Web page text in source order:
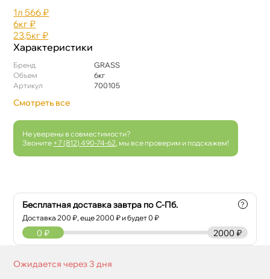
1л 566 ₽
6к₽
23,5к₽
Характеристики
Бренд
GRASS
Объем
6к
Артикул
700105
Смотреть все
Не уверены в совместимости?
Звоните +7 (812) 490-74-62 , мы все проверим и подскажем!
Бесплатная доставка завтра по С-Пб.
Доставка200 ₽, еще2000 ₽ и будет 0 ₽
?
2000 ₽
0 ₽
Ожидается через 3 дня